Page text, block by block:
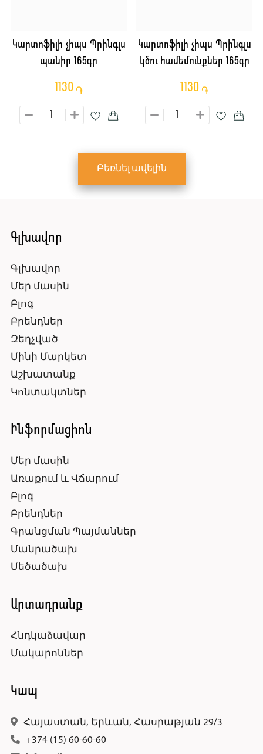
Կարտոֆիլի չիպս Պրինգլս
պանիր 165գր
1130 ֏
Կարտոֆիլի չիպս Պրինգլս
կծու համեմունքներ 165գր
1130 ֏
Բեռնել ավելին
Գլխավոր
Գլխավոր
Մեր մասին
Բլոգ
Բրենդներ
Զեղչված
Մինի Մարկետ
Աշխատանք
Կոնտակտներ
Ինֆորմացիոն
Մեր մասին
Առաքում և Վճարում
Բլոգ
Բրենդներ
Գրանցման Պայմաններ
Մանրածախ
Մեծածախ
Արտադրանք
Հնդկաձավար
Մակարոններ
Կապ
Հայաստան, Երևան, Հասրաթյան 29/3
+374 (15) 60-60-60